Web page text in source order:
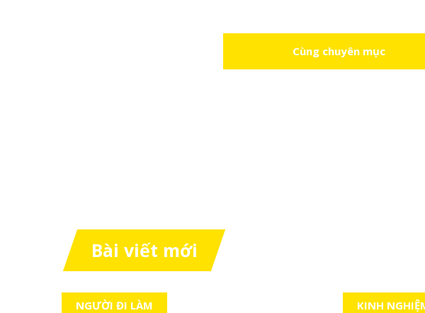
Cùng chuyên mục
Bài viết mới
NGƯỜI ĐI LÀM KINH